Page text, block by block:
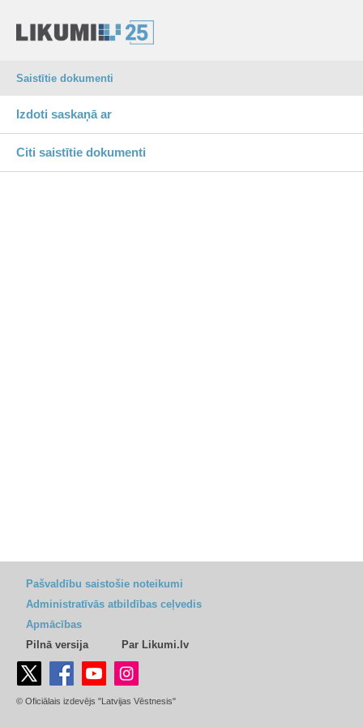
Saistītie dokumenti
Izdoti saskaņā ar
Citi saistītie dokumenti
Pašvaldību saistošie noteikumi
Administratīvās atbildības ceļvedis
Apmācības
Pilnā versija
Par Likumi.lv
© Oficiālais izdevējs "Latvijas Vēstnesis"